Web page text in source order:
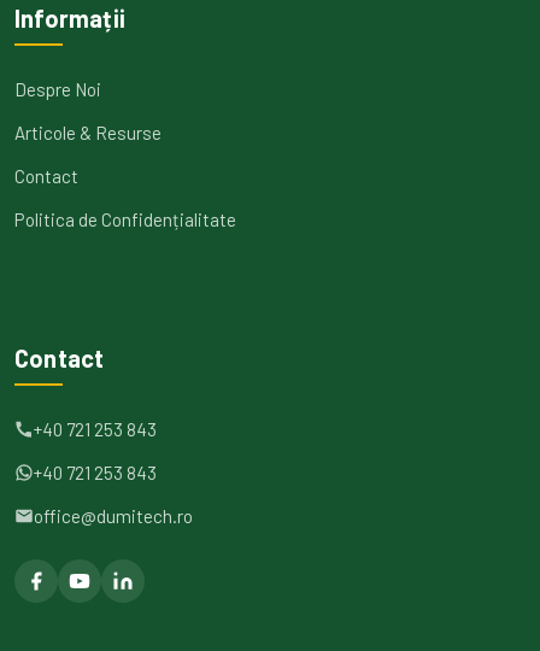
Informații
Despre Noi
Articole & Resurse
Contact
Politica de Confidențialitate
Contact
+40 721 253 843
+40 721 253 843
office@dumitech.ro